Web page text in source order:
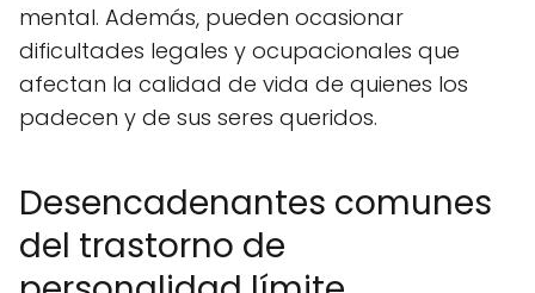
mental. Además, pueden ocasionar
dificultades legales y ocupacionales que
afectan la calidad de vida de quienes los
padecen y de sus seres queridos.
Desencadenantes comunes
del trastorno de